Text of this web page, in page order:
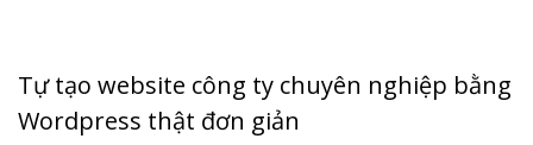
Tự tạo website công ty chuyên nghiệp bằng
Wordpress thật đơn giản